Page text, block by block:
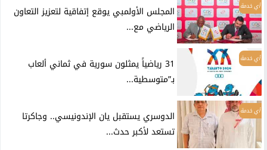
أي خدمة
المجلس الأولمبي يوقع إتفاقية لتعزيز التعاون
الرياضي مع...
أي خدمة
31 رياضياً يمثلون سورية في ثماني ألعاب
بـ”متوسطية...
أي خدمة
الدوسري يستقبل يان الإندونيسي.. وجاكرتا
تستعد لأكبر حدث...